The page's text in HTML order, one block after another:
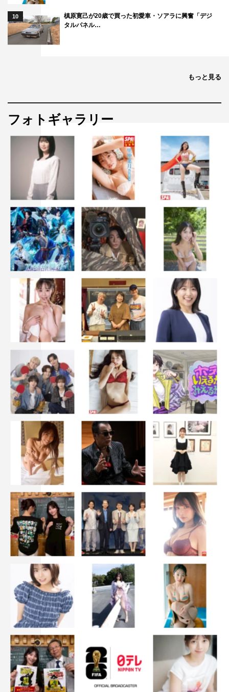
10
槙原寛己が20歳で買った初愛車・ソアラに興奮「デジ
タルパネル…
もっと見る
フォトギャラリー